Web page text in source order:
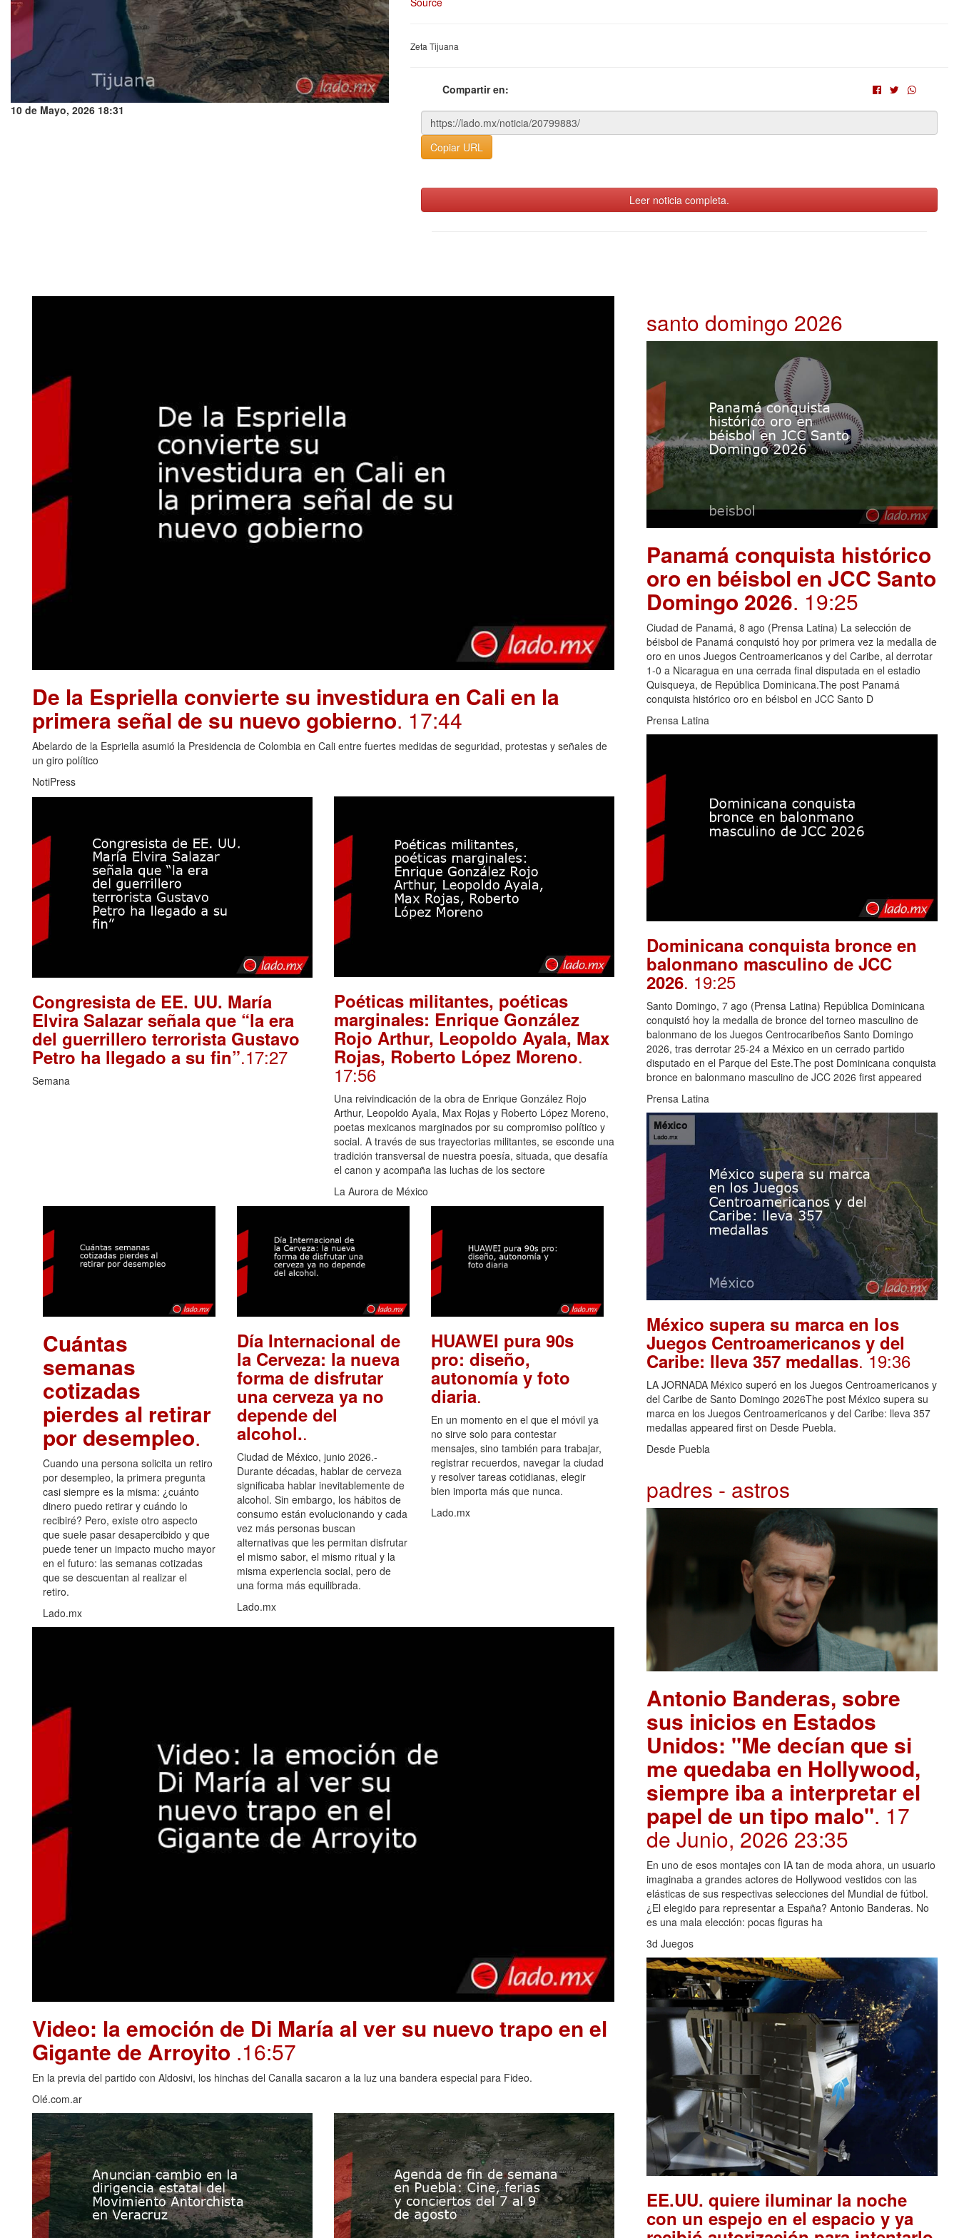
10 de Mayo, 2026 18:31
Zeta Tijuana
Compartir en:
Copiar URL
Leer noticia completa.
De la Espriella convierte su investidura en Cali en la
primera señal de su nuevo gobierno. 17:44
Abelardo de la Espriella asumió la Presidencia de Colombia en Cali entre fuertes medidas de seguridad, protestas y señales de
un giro político
NotiPress
Congresista de EE. UU. María
Elvira Salazar señala que “la era
del guerrillero terrorista Gustavo
Petro ha llegado a su fin”.17:27
Semana
Poéticas militantes, poéticas
marginales: Enrique González
Rojo Arthur, Leopoldo Ayala, Max
Rojas, Roberto López Moreno.
17:56
Una reivindicación de la obra de Enrique González Rojo
Arthur, Leopoldo Ayala, Max Rojas y Roberto López Moreno,
poetas mexicanos marginados por su compromiso político y
social. A través de sus trayectorias militantes, se esconde una
tradición transversal de nuestra poesía, situada, que desafía
el canon y acompaña las luchas de los sectore
La Aurora de México
Cuántas
semanas
cotizadas
pierdes al retirar
por desempleo.
Cuando una persona solicita un retiro
por desempleo, la primera pregunta
casi siempre es la misma: ¿cuánto
dinero puedo retirar y cuándo lo
recibiré? Pero, existe otro aspecto
que suele pasar desapercibido y que
puede tener un impacto mucho mayor
en el futuro: las semanas cotizadas
que se descuentan al realizar el
retiro.
Lado.mx
Día Internacional de
la Cerveza: la nueva
forma de disfrutar
una cerveza ya no
depende del
alcohol..
Ciudad de México, junio 2026.-
Durante décadas, hablar de cerveza
significaba hablar inevitablemente de
alcohol. Sin embargo, los hábitos de
consumo están evolucionando y cada
vez más personas buscan
alternativas que les permitan disfrutar
el mismo sabor, el mismo ritual y la
misma experiencia social, pero de
una forma más equilibrada.
Lado.mx
HUAWEI pura 90s
pro: diseño,
autonomía y foto
diaria.
En un momento en el que el móvil ya
no sirve solo para contestar
mensajes, sino también para trabajar,
registrar recuerdos, navegar la ciudad
y resolver tareas cotidianas, elegir
bien importa más que nunca.
Lado.mx
Video: la emoción de Di María al ver su nuevo trapo en el
Gigante de Arroyito .16:57
En la previa del partido con Aldosivi, los hinchas del Canalla sacaron a la luz una bandera especial para Fideo.
Olé.com.ar
santo domingo 2026
Panamá conquista histórico
oro en béisbol en JCC Santo
Domingo 2026. 19:25
Ciudad de Panamá, 8 ago (Prensa Latina) La selección de
béisbol de Panamá conquistó hoy por primera vez la medalla de
oro en unos Juegos Centroamericanos y del Caribe, al derrotar
1-0 a Nicaragua en una cerrada final disputada en el estadio
Quisqueya, de República Dominicana.The post Panamá
conquista histórico oro en béisbol en JCC Santo D
Prensa Latina
Dominicana conquista bronce en
balonmano masculino de JCC
2026. 19:25
Santo Domingo, 7 ago (Prensa Latina) República Dominicana
conquistó hoy la medalla de bronce del torneo masculino de
balonmano de los Juegos Centrocaribeños Santo Domingo
2026, tras derrotar 25-24 a México en un cerrado partido
disputado en el Parque del Este.The post Dominicana conquista
bronce en balonmano masculino de JCC 2026 first appeared
Prensa Latina
México supera su marca en los
Juegos Centroamericanos y del
Caribe: lleva 357 medallas. 19:36
LA JORNADA México superó en los Juegos Centroamericanos y
del Caribe de Santo Domingo 2026The post México supera su
marca en los Juegos Centroamericanos y del Caribe: lleva 357
medallas appeared first on Desde Puebla.
Desde Puebla
padres - astros
Antonio Banderas, sobre
sus inicios en Estados
Unidos: "Me decían que si
me quedaba en Hollywood,
siempre iba a interpretar el
papel de un tipo malo". 17
de Junio, 2026 23:35
En uno de esos montajes con IA tan de moda ahora, un usuario
imaginaba a grandes actores de Hollywood vestidos con las
elásticas de sus respectivas selecciones del Mundial de fútbol.
¿El elegido para representar a España? Antonio Banderas. No
es una mala elección: pocas figuras ha
3d Juegos
EE.UU. quiere iluminar la noche
con un espejo en el espacio y ya